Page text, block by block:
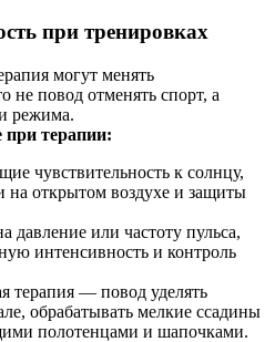
при тренировках
могут менять
не повод отменять спорт, а
режима.
при терапии:
чувствительность к солнцу,
на открытом воздухе и защиты
давление или частоту пульса,
интенсивность и контроль
— повод уделять
обрабатывать мелкие ссадины
полотенцами и шапочками.